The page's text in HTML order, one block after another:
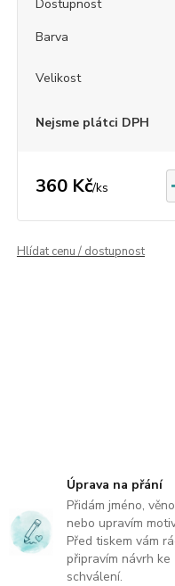
Dostupnost
Barva
Velikost
Nejsme plátci DPH
360 Kč/ks
Hlídat cenu / dostupnost
Úprava na přání
Přidám jméno,
nebo upravím
Před tiskem vám
připravím návrh ke
schválení.